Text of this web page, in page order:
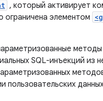
, который активирует
ограничена элементом
SQL-инъекций из
пользовательских